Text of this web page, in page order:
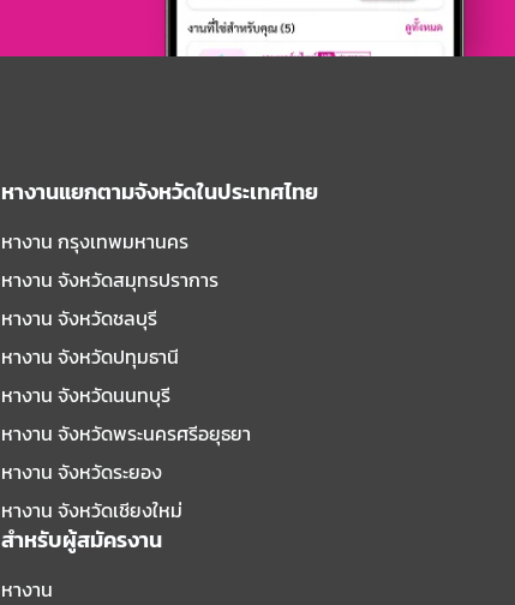
หางานแยกตามจังหวัดในประเทศไทย
หางาน กรุงเทพมหานคร
หางาน จังหวัดสมุทรปราการ
หางาน จังหวัดชลบุรี
หางาน จังหวัดปทุมธานี
หางาน จังหวัดนนทบุรี
หางาน จังหวัดพระนครศรีอยุธยา
หางาน จังหวัดระยอง
หางาน จังหวัดเชียงใหม่
สำหรับผู้สมัครงาน
หางาน